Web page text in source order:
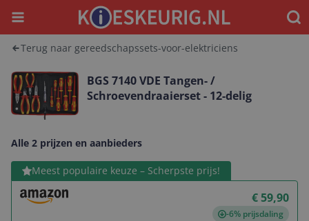
Menu
Terug naar gereedschapssets-voor-elektriciens
BGS 7140 VDE Tangen- /
Schroevendraaierset - 12-delig
Alle 2 prijzen en aanbieders
Meest populaire keuze – Scherpste prijs!
€ 59,90
-6% prijsdaling
Bekijk product